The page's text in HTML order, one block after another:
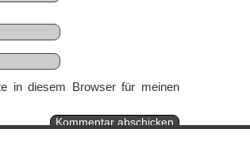
in diesem Browser für meinen